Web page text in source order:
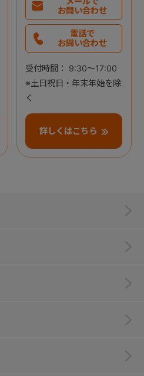
お問い合わせ
電話で
お問い合わせ
受付時間： 9:30～17:00
※土日祝日・年末年始を除
く
詳しくはこちら